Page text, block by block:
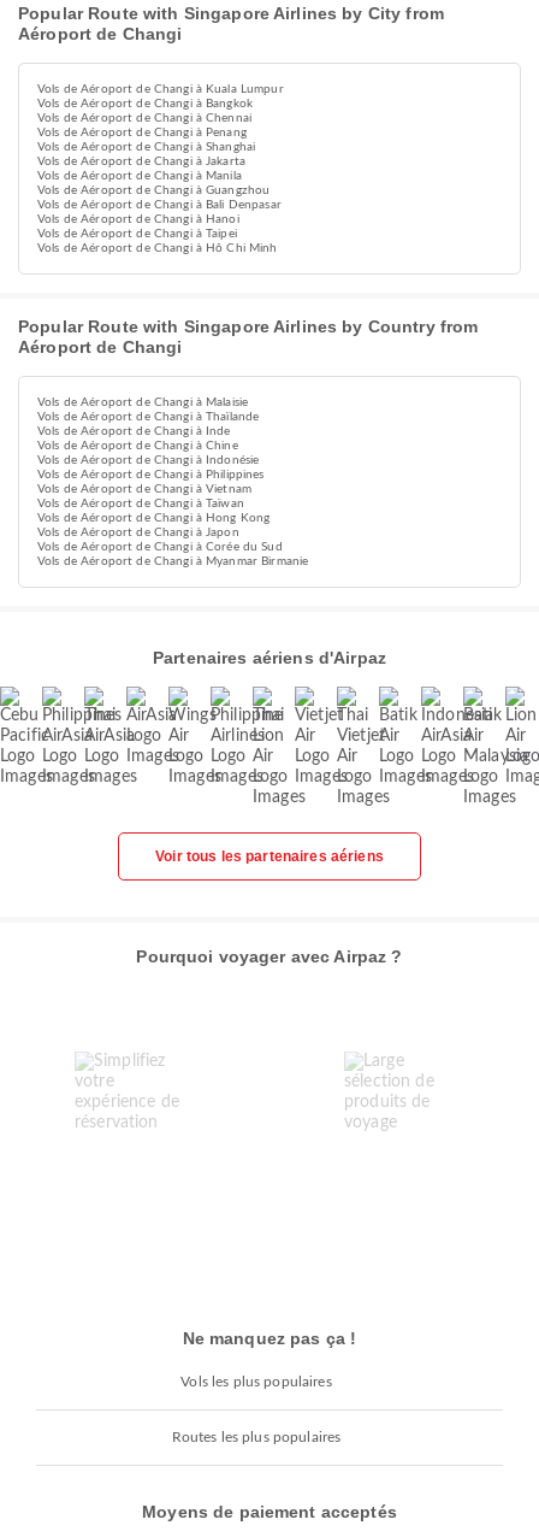
Popular Route with Singapore Airlines by City from
Aéroport de Changi
Vols de Aéroport de Changi à Kuala Lumpur
Vols de Aéroport de Changi à Bangkok
Vols de Aéroport de Changi à Chennai
Vols de Aéroport de Changi à Penang
Vols de Aéroport de Changi à Shanghai
Vols de Aéroport de Changi à Jakarta
Vols de Aéroport de Changi à Manila
Vols de Aéroport de Changi à Guangzhou
Vols de Aéroport de Changi à Bali Denpasar
Vols de Aéroport de Changi à Hanoi
Vols de Aéroport de Changi à Taipei
Vols de Aéroport de Changi à Hô Chi Minh
Popular Route with Singapore Airlines by Country from
Aéroport de Changi
Vols de Aéroport de Changi à Malaisie
Vols de Aéroport de Changi à Thaïlande
Vols de Aéroport de Changi à Inde
Vols de Aéroport de Changi à Chine
Vols de Aéroport de Changi à Indonésie
Vols de Aéroport de Changi à Philippines
Vols de Aéroport de Changi à Vietnam
Vols de Aéroport de Changi à Taïwan
Vols de Aéroport de Changi à Hong Kong
Vols de Aéroport de Changi à Japon
Vols de Aéroport de Changi à Corée du Sud
Vols de Aéroport de Changi à Myanmar Birmanie
Partenaires aériens d'Airpaz
Voir tous les partenaires aériens
Pourquoi voyager avec Airpaz ?
Ne manquez pas ça !
Vols les plus populaires
Routes les plus populaires
Moyens de paiement acceptés